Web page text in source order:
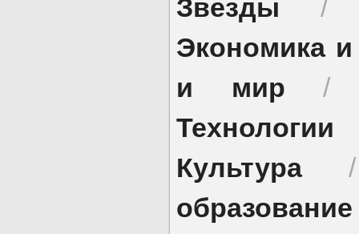
Экономика
и мир
Технологии
Культура
образование